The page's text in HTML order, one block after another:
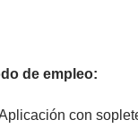
de empleo:
con